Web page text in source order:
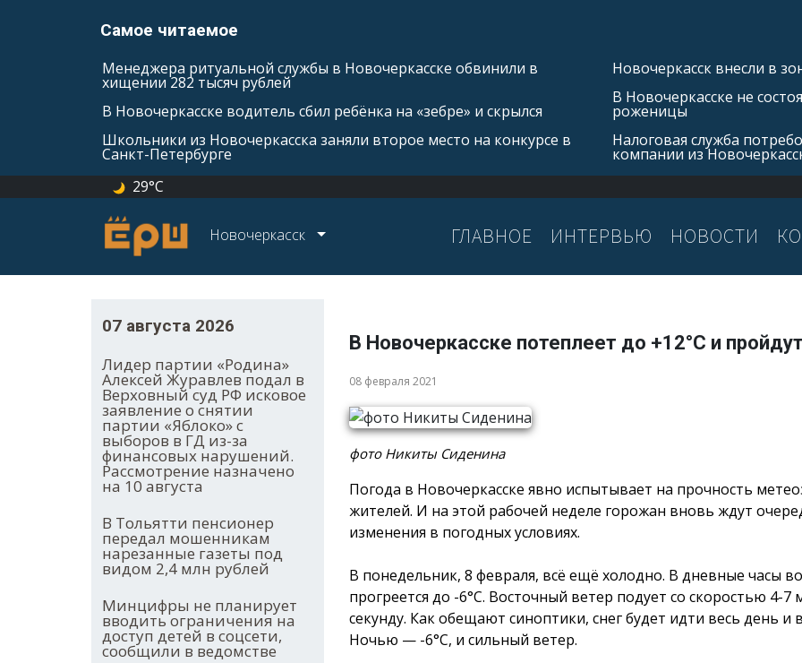
Самое читаемое
Менеджера ритуальной службы в Новочеркасске обвинили в
хищении 282 тысяч рублей
В Новочеркасске водитель сбил ребёнка на «зебре» и скрылся
Школьники из Новочеркасска заняли второе место на конкурсе в
Санкт-Петербурге
Новочеркасск внесли в
В Новочеркасске не
роженицы
Налоговая служба
компании из
29°C
Новочеркасск ГЛАВНОЕ ИНТЕРВЬЮ НОВОСТИ
07 августа 2026
Лидер партии «Родина»
Алексей Журавлев подал в
Верховный суд РФ исковое
заявление о снятии
партии «Яблоко» с
выборов в ГД из-за
финансовых нарушений.
Рассмотрение назначено
на 10 августа
В Тольятти пенсионер
передал мошенникам
нарезанные газеты под
видом 2,4 млн рублей
Минцифры не планирует
вводить ограничения на
доступ детей в соцсети,
сообщили в ведомстве
В Новочеркасске потеплеет до +12°С и
08 февраля 2021
фото Никиты Сиденина
Погода в Новочеркасске явно испытывает на прочность
жителей. И на этой рабочей неделе горожан вновь ждут
изменения в погодных условиях.
В понедельник, 8 февраля, всё ещё холодно. В дневные часы
прогреется до -6°С. Восточный ветер подует со скоростью 4-7
секунду. Как обещают синоптики, снег будет идти весь день и
Ночью — -6°С, и сильный ветер.